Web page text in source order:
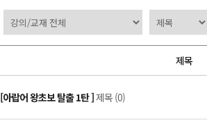
제목
[아랍어 왕초보 탈출 1탄 ]제목 (0)